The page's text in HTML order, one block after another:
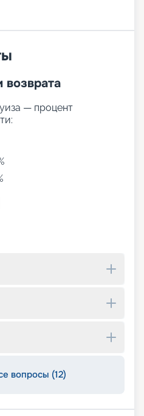
— процент
вопросы (12)